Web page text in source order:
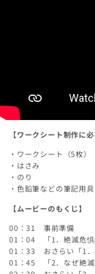
【ワークシート制作に必
・ワークシート（5枚）
・はさみ
・のり
・色鉛筆などの筆記用具
【ムービーのもくじ】
00：31 事前準備
01：04 「1．絶滅危惧
01：33 おさらい「1．
01：45 「2．なぜ絶滅